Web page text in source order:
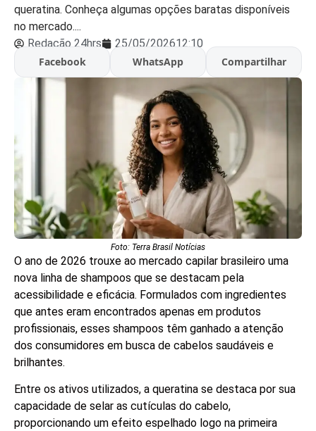
queratina. Conheça algumas opções baratas disponíveis
no mercado....
Redação 24hrs
25/05/202612:10
Facebook
WhatsApp Compartilhar
Foto: Terra Brasil Notícias
O ano de 2026 trouxe ao mercado capilar brasileiro uma
nova linha de shampoos que se destacam pela
acessibilidade e eficácia. Formulados com ingredientes
que antes eram encontrados apenas em produtos
profissionais, esses shampoos têm ganhado a atenção
dos consumidores em busca de cabelos saudáveis e
brilhantes.
Entre os ativos utilizados, a queratina se destaca por sua
capacidade de selar as cutículas do cabelo,
proporcionando um efeito espelhado logo na primeira